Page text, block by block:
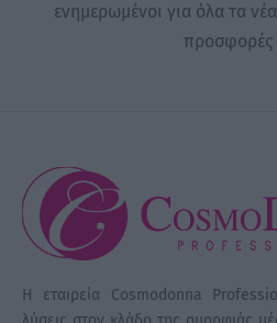
ενημερωμένοι για όλα τα
προσφορές
Η εταιρεία Cosmodonna